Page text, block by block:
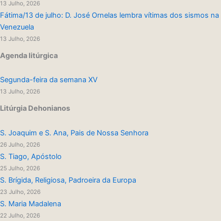
13 Julho, 2026
Fátima/13 de julho: D. José Ornelas lembra vítimas dos sismos na
Venezuela
13 Julho, 2026
Agenda litúrgica
Segunda-feira da semana XV
13 Julho, 2026
Litúrgia Dehonianos
S. Joaquim e S. Ana, Pais de Nossa Senhora
26 Julho, 2026
S. Tiago, Apóstolo
25 Julho, 2026
S. Brígida, Religiosa, Padroeira da Europa
23 Julho, 2026
S. Maria Madalena
22 Julho, 2026